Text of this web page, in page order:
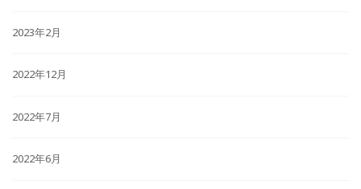
2023年2月
2022年12月
2022年7月
2022年6月